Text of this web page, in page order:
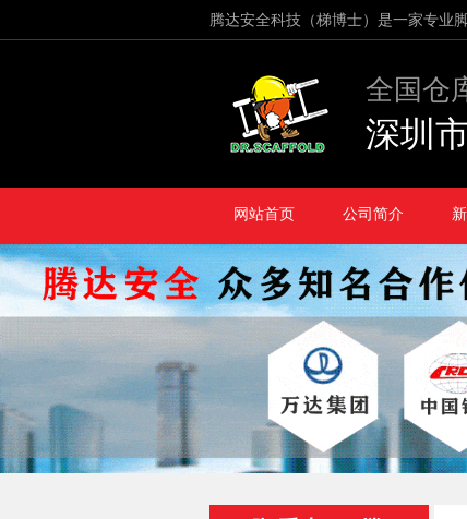
腾达安全科技（梯博士）是一家专业
全国仓
深圳
网站首页 公司简介